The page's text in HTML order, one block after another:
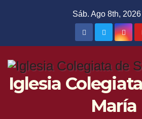
Sáb. Ago 8th, 2026
Iglesia
María